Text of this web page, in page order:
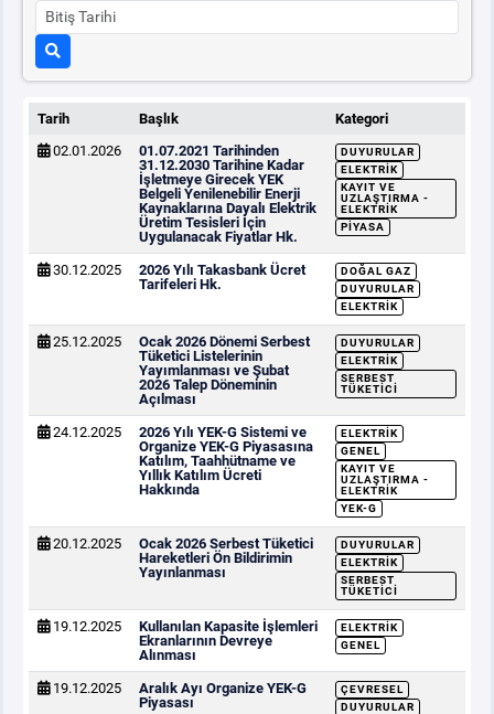
TEMİNAT
BÜLTENLER
DUYURULAR
BT HİZMET YÖNETİM SİSTEMİ POLİTİKAMIZ
Tarih Başlık
Kategori
02.01.2026
01.07.2021 Tarihinden
31.12.2030 Tarihine Kadar
İşletmeye Girecek YEK
Belgeli Yenilenebilir Enerji
Kaynaklarına Dayalı Elektrik
Üretim Tesisleri İçin
Uygulanacak Fiyatlar Hk.
DUYURULAR
ELEKTRIK
KAYIT VE
UZLAŞTIRMA -
ELEKTRIK
PIYASA
30.12.2025
2026 Yılı Takasbank Ücret
Tarifeleri Hk.
DOĞAL GAZ
DUYURULAR
ELEKTRIK
25.12.2025
Ocak 2026 Dönemi Serbest
Tüketici Listelerinin
Yayımlanması ve Şubat
2026 Talep Döneminin
Açılması
DUYURULAR
ELEKTRIK
SERBEST
TÜKETICI
24.12.2025
2026 Yılı YEK-G Sistemi ve
Organize YEK-G Piyasasına
Katılım, Taahhütname ve
Yıllık Katılım Ücreti
Hakkında
ELEKTRIK
GENEL
KAYIT VE
UZLAŞTIRMA -
ELEKTRIK
YEK-G
20.12.2025
Ocak 2026 Serbest Tüketici
Hareketleri Ön Bildirimin
Yayınlanması
DUYURULAR
ELEKTRIK
SERBEST
TÜKETICI
19.12.2025
Kullanılan Kapasite İşlemleri
Ekranlarının Devreye
Alınması
ELEKTRIK
GENEL
19.12.2025
Aralık Ayı Organize YEK-G
Piyasası
ÇEVRESEL
DUYURULAR